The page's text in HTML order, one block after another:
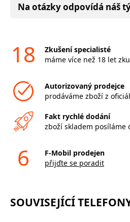
Na otázky odpovídá náš
18
Zkušení specialisté
máme více než 18 let
Autorizovaný prodejce
prodáváme zboží z
Fakt rychlé dodání
zboží skladem posíláme
6
F-Mobil prodejen
přijďte se poradit
SOUVISEJÍCÍ